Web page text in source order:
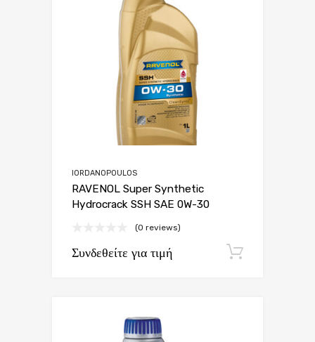
IORDANOPOULOS
RAVENOL Super Synthetic
Hydrocrack SSH SAE 0W-30
(0 reviews)
Συνδεθείτε για τιμή